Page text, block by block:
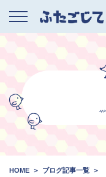
HOME ブログ記事一覧